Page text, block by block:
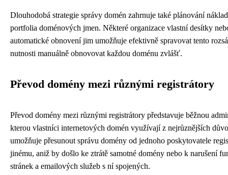
Dlouhodobá strategie správy domén zahrnuje také plánování
portfolia doménových jmen. Některé organizace vlastní desítky
automatické obnovení jim umožňuje efektivně spravovat tento
nutnosti manuálně obnovovat každou doménu zvlášť.
Převod domény mezi různými registrátory
Převod domény mezi různými registrátory představuje běžnou
kterou vlastníci internetových domén využívají z nejrůznějších
umožňuje přesunout správu domény od jednoho poskytovatele
jinému, aniž by došlo ke ztrátě samotné domény nebo k narušení
stránek a emailových služeb s ní spojených.